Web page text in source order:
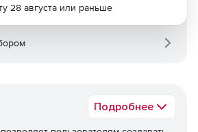
Подробнее
28 августа или раньше